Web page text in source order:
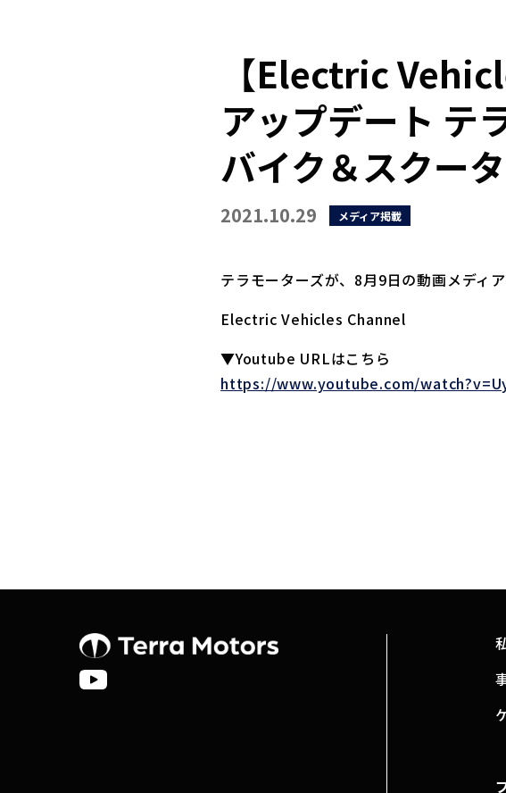
【Electric
アップデート テ
バイク＆スクー
2021.10.29 メディア掲載
テラモーターズが、8月9日の動画メディ
Electric Vehicles Channel
▼Youtube URLはこちら
https://www.youtube.com/